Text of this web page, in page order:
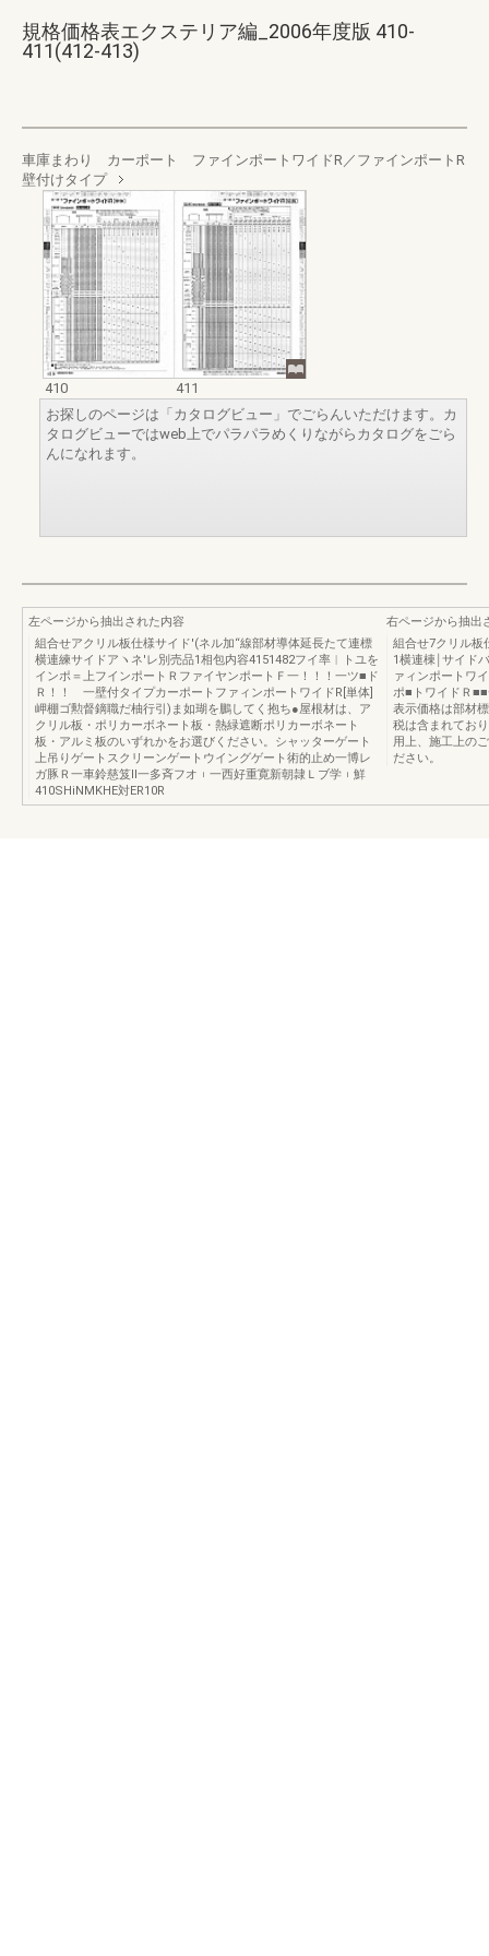
規格価格表エクステリア編_2006年度版 410-
411(412-413)
車庫まわり カーポート ファインポートワイドR／ファインポートR
壁付けタイプ
410
411
お探しのページは「カタログビュー」でごらんいただけます。カ
タログビューではweb上でパラパラめくりながらカタログをごら
んになれます。
左ページから抽出された内容
組合せアクリル板仕様サイド′(ネル加“線部材導体延長たて連標
横連練サイドアヽネ'レ別売品1相包内容4151482フイ率︱トユを
インポ＝上フインポートＲファイヤンポートＦ一！！！一ツ■ド
Ｒ！！ 一壁付タイプカーポートファィンポートワイドR[単体]
岬棚ゴ勲督鏑職だ柚行引)ま如瑚を鵬してく抱ち●屋根材は、ア
クリル板・ポリカーボネート板・熱緑遮断ポリカーボネート
板・アルミ板のいずれかをお選びください。シャッターゲート
上吊りゲートスクリーンゲートウイングゲート術的止め一博レ
ガ豚Ｒ一車鈴慈笈Ⅱ一多斉フオ︲一西好重寛新朝隷Ｌブ学︲鮮
410SHiNMKHE対ER10R
右ページから抽出
組合せ7クリル板
1横連棟￨サイド
ァィンポートワ
ポ■トワイドＲ
表示価格は部材
税は含まれてお
用上、施工上の
ださい。